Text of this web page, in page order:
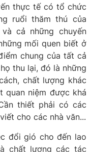
thực tế có tổ chức
ruổi thăm thú của
cả những chuyến
mối quen biết ở
chung của tất cả
thu lại, đó là những
chất lượng khác
quan niệm được khá
thiết phải có các
cho các nhà văn...
đổi gió cho đến lao
chất lượng các tác